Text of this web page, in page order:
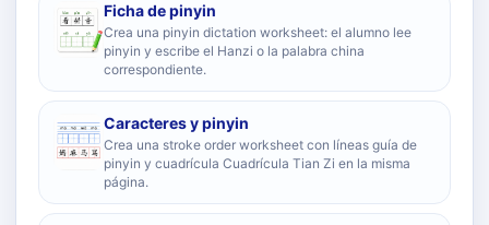
Ficha de pinyin
Crea una pinyin dictation worksheet: el alumno lee
pinyin y escribe el Hanzi o la palabra china
correspondiente.
Caracteres y pinyin
Crea una stroke order worksheet con líneas guía de
pinyin y cuadrícula Cuadrícula Tian Zi en la misma
página.